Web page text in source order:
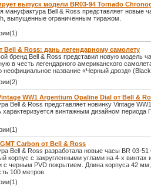
выпуск модели BR03-94 Tornado
мануфактура Bell & Ross представляет новые
выпущенные ограниченным тиражом.
Bell & Ross: дань легендарному самолету
бренд Bell & Ross представил новую модель
в честь легендарного американского
неофициальное название «Черный дрозд»
WW1 Argentium Opaline Dial от Bell &
Bell & Ross представляет новинку Vintage
характеризуется винтажным дизайном периода
Carbon от Bell & Ross
Bell & Ross разработала новые часы BR 03-51
корпус с закругленными углами на 4-х винтах
с черным PVD покрытием. Длина корпуса 42 мм,
100 метров.